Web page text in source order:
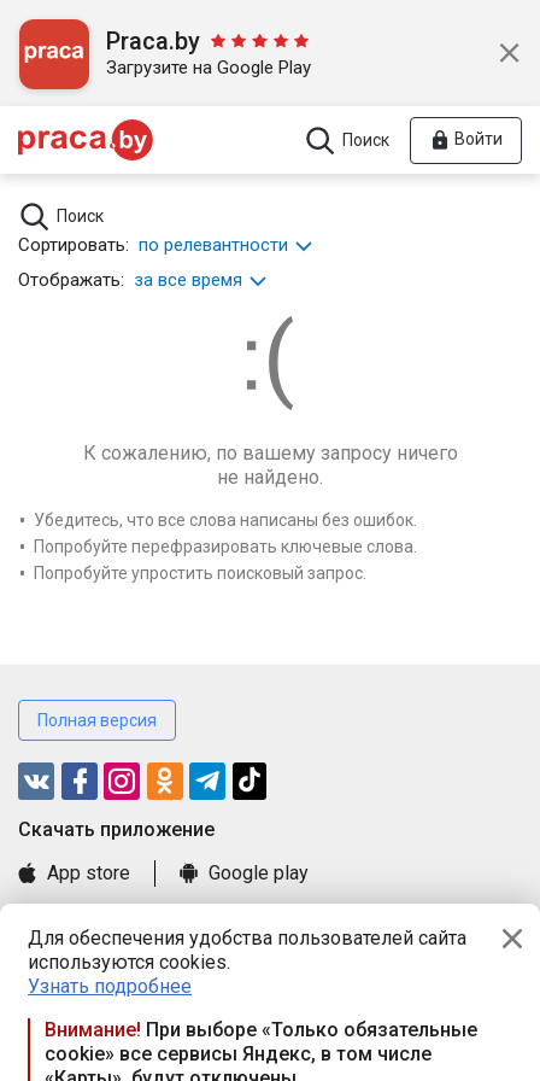
Для обеспечения удобства пользователей сайта
используются cookies.
Узнать подробнее
Внимание! При выборе «Только обязательные
cookie» все сервисы Яндекс, в том числе
Praca.by
Загрузите на Google Play
Поиск Войти
Поиск
Сортировать: по релевантности
Отображать: за все время
К сожалению, по вашему запросу ничего
не найдено.
Убедитесь, что все слова написаны без ошибок.
Попробуйте перефразировать ключевые слова.
Попробуйте упростить поисковый запрос.
Полная версия
Cкачать приложение
App store
Google play
Книга замечаний и предложений
Правила и документы
Praca.by © 2000—2026, ООО «ПРАЦА БАЙ»
Республика Беларусь, 220114, г. Минск, пр-т Независимости
117а, пом. № 9.